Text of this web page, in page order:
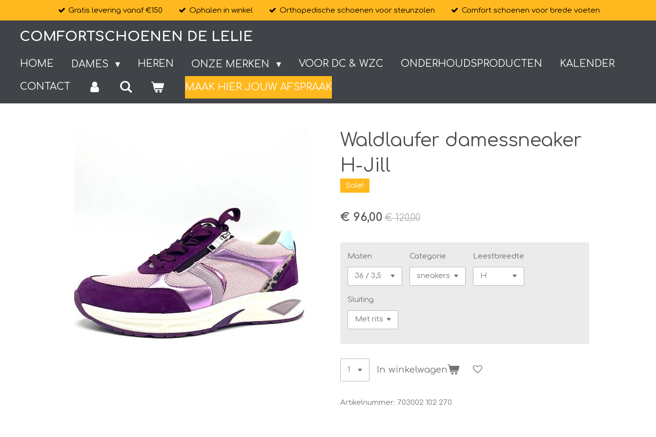
hoofdinhoud
Gratis levering vanaf €150 Ophalen in winkel Orthopedische schoenen voor steunzolen Comfort schoenen voor brede voeten
COMFORTSCHOENEN DE LELIE
HOME DAMES HEREN ONZE MERKEN VOOR DC & WZC ONDERHOUDSPRODUCTEN KALENDER
CONTACT MAAK HIER JOUW AFSPRAAK
Waldlaufer damessneaker
H-Jill
Sale!
€ 96,00 € 120,00
Maten Categorie Leestbreedte
Sluiting
In winkelwagen
Artikelnummer: 703002 102 270